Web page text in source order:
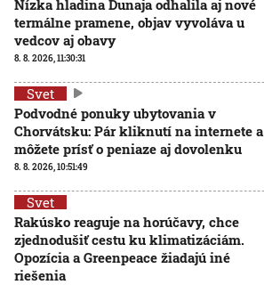
Nízka hladina Dunaja odhalila aj nové
termálne pramene, objav vyvoláva u
vedcov aj obavy
8. 8. 2026, 11:30:31
Svet
Podvodné ponuky ubytovania v
Chorvátsku: Pár kliknutí na internete a
môžete prísť o peniaze aj dovolenku
8. 8. 2026, 10:51:49
Svet
Rakúsko reaguje na horúčavy, chce
zjednodušiť cestu ku klimatizáciám.
Opozícia a Greenpeace žiadajú iné
riešenia